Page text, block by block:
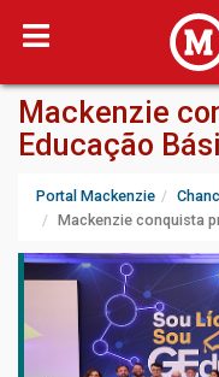
Mackenzie
Educação
Portal Mackenzie
Mackenzie conquista